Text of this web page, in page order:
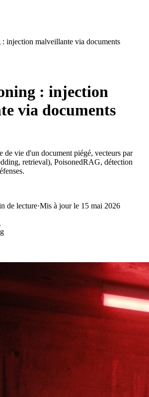
injection malveillante via documents
: injection
via documents
vie d'un document piégé, vecteurs par
retrieval), PoisonedRAG, détection
de lecture·Mis à jour le 15 mai 2026